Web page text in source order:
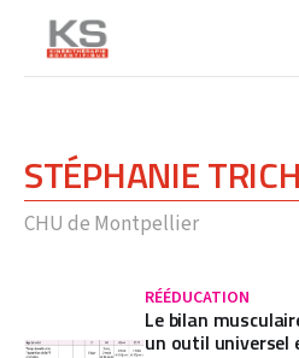
STÉPHANIE
CHU de Montpellier
RÉÉDUCATION
Le bilan
un outil universel